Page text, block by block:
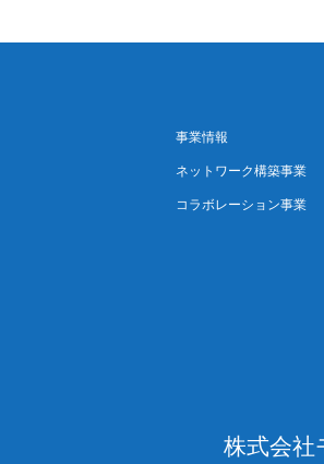
事業情報
ネットワーク構築事業
コラボレーション事業
株式会